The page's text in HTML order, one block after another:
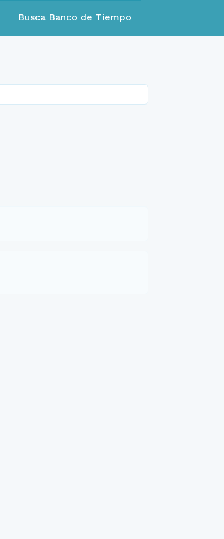
Busca Banco de Tiempo